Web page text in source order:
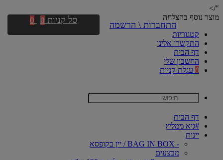
"/>
מוצר נוסף בהצלחה
קטגוריות
התקשרו אלינו
דף הבית
החשבון שלי
0 עגלת קניות
דף הבית
#גיא ממליץ
יינות
- BAG IN BOX / יין בקופסא
מבצעים
התחברות \ הרשמה סל קניות 0
0